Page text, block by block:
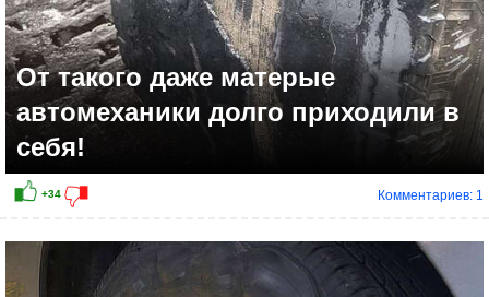
От такого даже матерые
автомеханики долго приходили в
себя!
Комментариев: 1